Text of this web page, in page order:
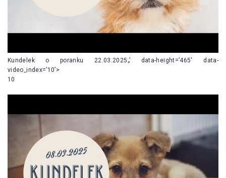
Kundelek o poranku 22.03.2025„’ data-height=’465′ data-
video_index=’10’>
10